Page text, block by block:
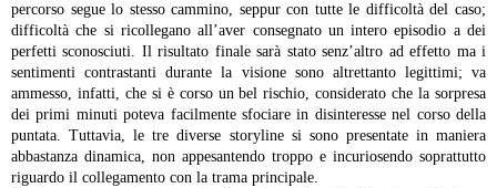
percorso segue lo stesso cammino, seppur con tutte le difficoltà del caso;
difficoltà che si ricollegano all’aver consegnato un intero episodio a dei
perfetti sconosciuti. Il risultato finale sarà stato senz’altro ad effetto ma i
sentimenti contrastanti durante la visione sono altrettanto legittimi; va
ammesso, infatti, che si è corso un bel rischio, considerato che la sorpresa
dei primi minuti poteva facilmente sfociare in disinteresse nel corso della
puntata. Tuttavia, le tre diverse storyline si sono presentate in maniera
abbastanza dinamica, non appesantendo troppo e incuriosendo soprattutto
riguardo il collegamento con la trama principale.